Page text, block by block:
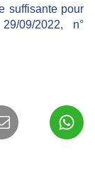
suffisante pour
09/2022, n°